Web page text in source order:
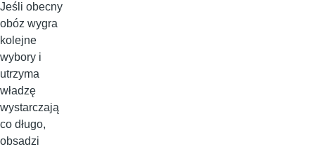
Jeśli obecny
obóz wygra
kolejne
wybory i
utrzyma
władzę
wystarczają
co długo,
obsadzi